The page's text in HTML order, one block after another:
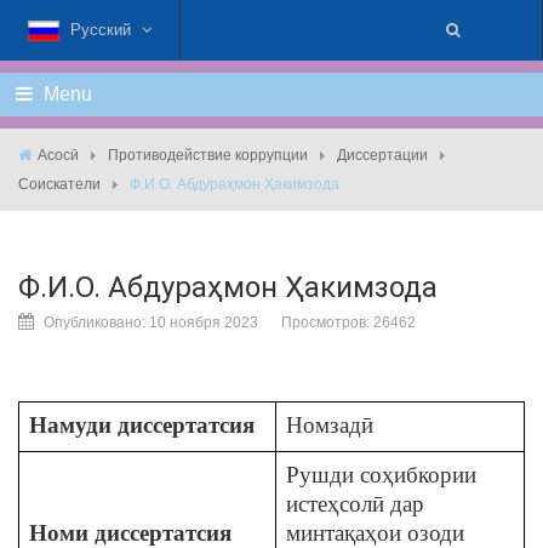
Русский
Menu
Асосӣ Противодействие коррупции
Диссертации
Соискатели
Ф.И.О. Абдураҳмон Ҳакимзода
Ф.И.О. Абдураҳмон Ҳакимзода
Опубликовано: 10 ноября 2023 Просмотров: 26462
Намуди диссертатсия Номзадӣ
Номи диссертатсия
Рушди соҳибкории
истеҳсолӣ дар
минтақаҳои озоди